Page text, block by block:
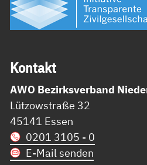
Kon­takt
AWO Bezirksverband
Lützowstraße 32
45141 Essen
0201 3105 - 0
E-Mail senden